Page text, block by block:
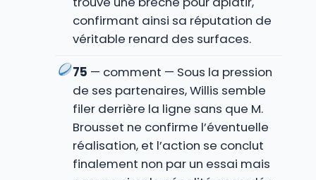
confirmant ainsi sa réputation de
véritable renard des surfaces.
75 — comment — Sous la pression
de ses partenaires, Willis semble
filer derrière la ligne sans que M.
Brousset ne confirme l’éventuelle
réalisation, et l’action se conclut
finalement non par un essai mais